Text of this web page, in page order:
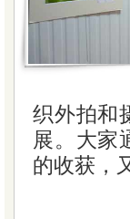
织外拍和
展。大家
的收获，